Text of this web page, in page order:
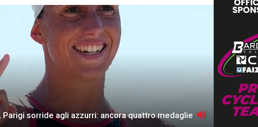
Parigi sorride agli azzurri: ancora quattro medaglie